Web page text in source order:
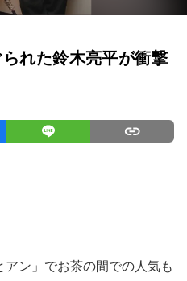
れた鈴木亮平が衝撃
ン」でお茶の間での人気も